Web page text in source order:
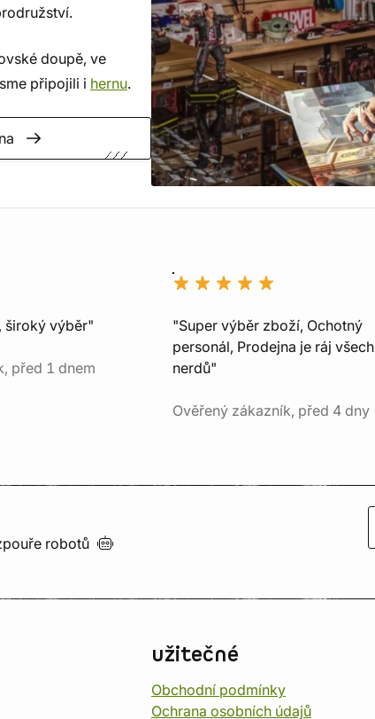
doupě, ve
připojili i hernu.
široký výběr"
před 1 dnem
"Super výběr zboží, Ochotný
personál, Prodejna je ráj všech
nerdů"
Ověřený zákazník, před 4 dny
robotů
užitečné
Obchodní podmínky
Ochrana osobních údajů